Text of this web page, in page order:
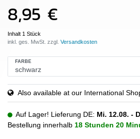
8,95 €
Inhalt 1 Stück
inkl. ges. MwSt. zzgl.
FARBE
Also available at our International
Auf Lager! Lieferung DE: Mi. 12.08. -
Bestellung innerhalb 18 Stunden 20